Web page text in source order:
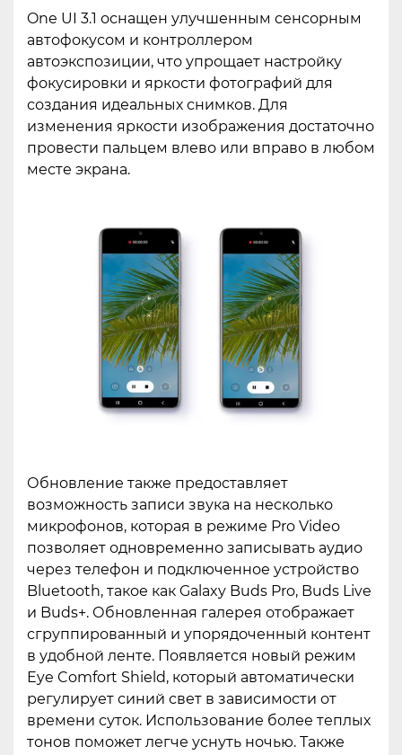
One UI 3.1 оснащен улучшенным сенсорным
автофокусом и контроллером
автоэкспозиции, что упрощает настройку
фокусировки и яркости фотографий для
создания идеальных снимков. Для
изменения яркости изображения достаточно
провести пальцем влево или вправо в любом
месте экрана.
Обновление также предоставляет
возможность записи звука на несколько
микрофонов, которая в режиме Pro Video
позволяет одновременно записывать аудио
через телефон и подключенное устройство
Bluetooth, такое как Galaxy Buds Pro, Buds Live
и Buds+. Обновленная галерея отображает
сгруппированный и упорядоченный контент
в удобной ленте. Появляется новый режим
Eye Comfort Shield, который автоматически
регулирует синий свет в зависимости от
времени суток. Использование более теплых
тонов поможет легче уснуть ночью. Также